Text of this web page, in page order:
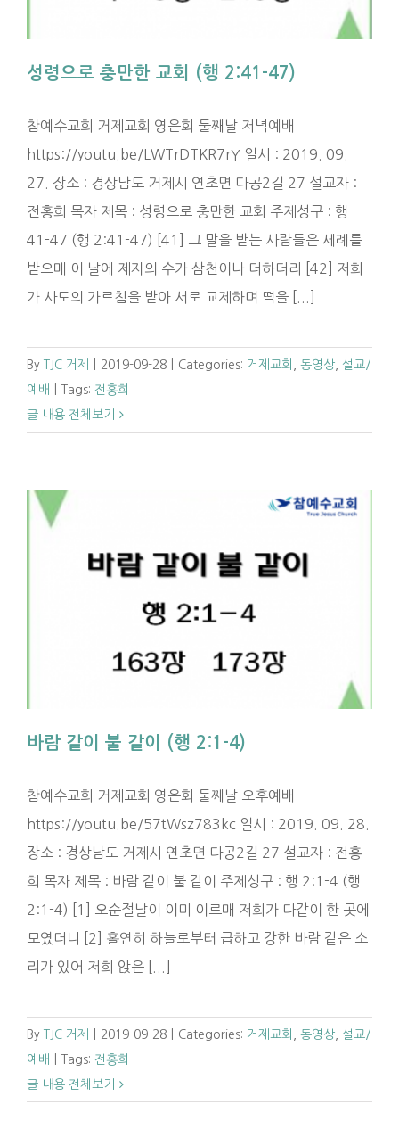
성령으로 충만한 교회 (행 2:41-47)
참예수교회 거제교회 영은회 둘째날 저녁예배
https://youtu.be/LWTrDTKR7rY 일시 : 2019. 09.
27. 장소 : 경상남도 거제시 연초면 다공2길 27 설교자 :
전홍희 목자 제목 : 성령으로 충만한 교회 주제성구 : 행
41-47 (행 2:41-47) [41] 그 말을 받는 사람들은 세례를
받으매 이 날에 제자의 수가 삼천이나 더하더라 [42] 저희
가 사도의 가르침을 받아 서로 교제하며 떡을 [...]
By TJC 거제 2019-09-28 Categories: 거제교회 동영상
설교/
예배
Tags: 전홍희
글 내용 전체보기
바람 같이 불 같이 (행 2:1-4)
참예수교회 거제교회 영은회 둘째날 오후예배
https://youtu.be/57tWsz783kc 일시 : 2019. 09. 28.
장소 : 경상남도 거제시 연초면 다공2길 27 설교자 : 전홍
희 목자 제목 : 바람 같이 불 같이 주제성구 : 행 2:1-4 (행
2:1-4) [1] 오순절날이 이미 이르매 저희가 다같이 한 곳에
모였더니 [2] 홀연히 하늘로부터 급하고 강한 바람 같은 소
리가 있어 저희 앉은 [...]
By TJC 거제 2019-09-28 Categories: 거제교회 동영상
설교/
예배
Tags: 전홍희
글 내용 전체보기